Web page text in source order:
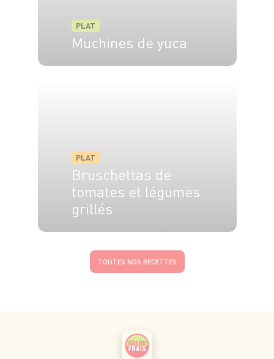
PLAT
Muchines de yuca
PLAT
Bruschettas de
tomates et légumes
grillés
TOUTES NOS RECETTES